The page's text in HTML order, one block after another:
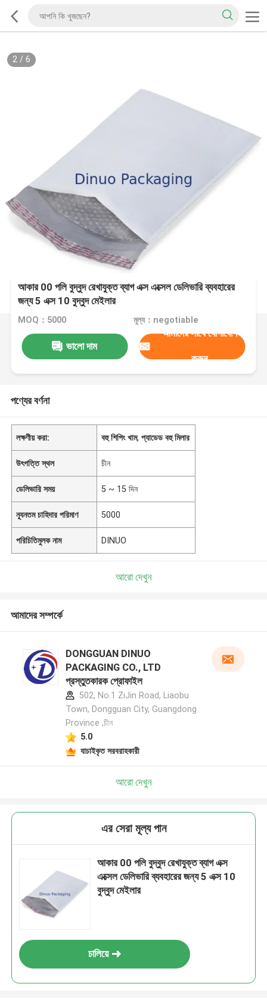
2/ 6
আকার 00 পলি বুদ্বুদ রেখাযুক্ত ব্যাগ এক্স এক্সেল ডেলিভারি ব্যবহারের
জন্য 5 এক্স 10 বুদ্বুদ মেইলার
MOQ：5000 মূল্য：negotiable
ভালো দাম
আমাদের সাথে যোগাযোগ
করুন
পণ্যের বর্ণনা
লক্ষণীয় করা: বহু শিপিং খাম,প্যাডেড বহু মিলার
উৎপত্তি স্থল চীন
ডেলিভারি সময় 5 ~ 15 দিন
ন্যূনতম চাহিদার পরিমাণ 5000
পরিচিতিমুলক নাম DINUO
আরো দেখুন
আমাদের সম্পর্কে
DONGGUAN DINUO
PACKAGING CO., LTD
প্রস্তুতকারক প্রোফাইল
502, No.1 ZiJin Road, Liaobu
Town, Dongguan City, Guangdong
Province ,চীন
5.0
যাচাইকৃত সরবরাহকারী
আরো দেখুন
এর সেরা মূল্য পান
আকার 00 পলি বুদ্বুদ রেখাযুক্ত ব্যাগ এক্স
এক্সেল ডেলিভারি ব্যবহারের জন্য 5 এক্স 10
বুদ্বুদ মেইলার
চালিয়ে